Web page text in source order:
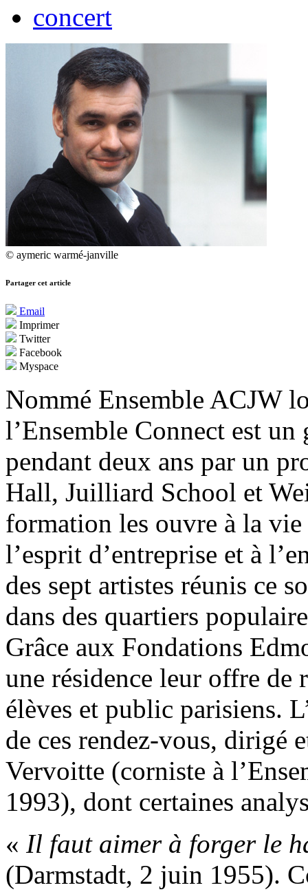
concert
© aymeric warmé-janville
Partager cet article
Email
Imprimer
Twitter
Facebook
Myspace
Nommé Ensemble ACJW
l’Ensemble Connect est
pendant deux ans par un
Hall, Juilliard School et
formation les ouvre à la
l’esprit d’entreprise et à
des sept artistes réunis ce
dans des quartiers
Grâce aux Fondations
une résidence leur offre de
élèves et public parisiens.
de ces rendez-vous, dirigé
Vervoitte (corniste à
1993), dont certaines
« Il faut aimer à forger le
(Darmstadt, 2 juin 1955).